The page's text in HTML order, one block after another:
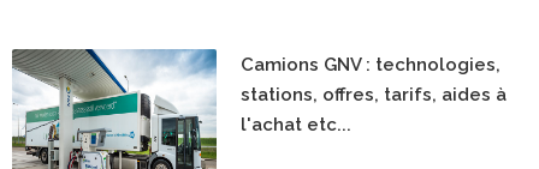
Camions GNV : technologies,
stations, offres, tarifs, aides à
l'achat etc...